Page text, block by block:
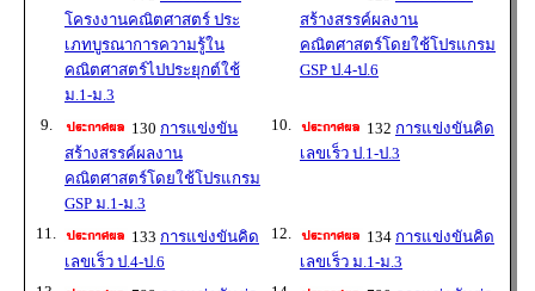
โครงงานคณิตศาสตร์ ประ
เภทบูรณาการความรู้ใน
คณิตศาสตร์ไปประยุกต์ใช้
ม.1-ม.3
สร้างสรรค์ผลงาน
คณิตศาสตร์โดยใช้โปรแกรม
GSP ป.4-ป.6
9. 130 การแข่งขัน
สร้างสรรค์ผลงาน
คณิตศาสตร์โดยใช้โปรแกรม
GSP ม.1-ม.3
10. 132 การแข่งขันคิด
เลขเร็ว ป.1-ป.3
11. 133 การแข่งขันคิด
เลขเร็ว ป.4-ป.6
12. 134 การแข่งขันคิด
เลขเร็ว ม.1-ม.3